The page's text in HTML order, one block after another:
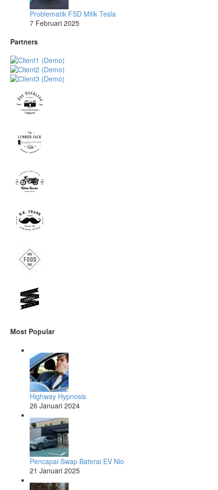
Problematik FSD Milik Tesla
7 Februari 2025
Partners
Most Popular
Highway Hypnosis
26 Januari 2024
Pencapai Swap Baterai EV Nio
21 Januari 2025